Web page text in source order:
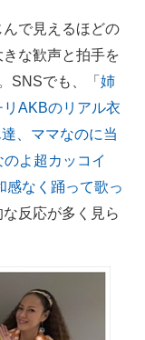
で見えるほどの
な歓声と拍手を
SNSでも、「 姉
AKBのリアル衣
、ママなのに当
よ超カッコイ
感なく踊って歌っ
な反応が多く見ら